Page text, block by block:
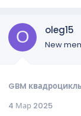
O oleg15
New
GBM
4 Мар 2025